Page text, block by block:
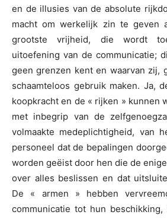
en de illusies van de absolute
macht om werkelijk zin te geven
grootste vrijheid, die wordt
uitoefening van de communicatie;
geen grenzen kent en waarvan zij,
schaamteloos gebruik maken. Ja,
koopkracht en de « rijken » kunnen
met inbegrip van de
volmaakte medeplichtigheid, van
personeel dat de bepalingen
worden geëist door hen die de
over alles beslissen en dat
De « armen » hebben
communicatie tot hun